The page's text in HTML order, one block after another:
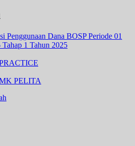
Penggunaan Dana BOSP Periode 01
1 Tahun 2025
PELITA